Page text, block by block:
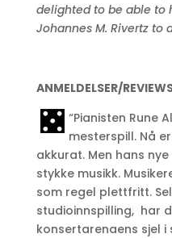
delighted to be able to
Johannes M. Rivertz to
ANMELDELSER/
“Pianisten Rune
mesterspill. Nå
akkurat. Men hans
stykke musikk.
som regel plettfritt.
studioinnspilling, har
konsertarenaens sjel i